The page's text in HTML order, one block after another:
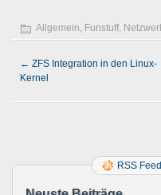
Allgemein, Funstuff,
← ZFS Integration in den Linux-
Kernel
RSS Feed